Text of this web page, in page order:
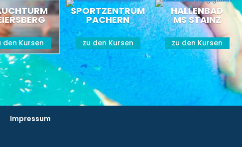
den Kursen
SPORTZENTRUM
PACHERN
zu den Kursen
HALLENBAD
MS STAINZ
zu den Kursen
Impressum